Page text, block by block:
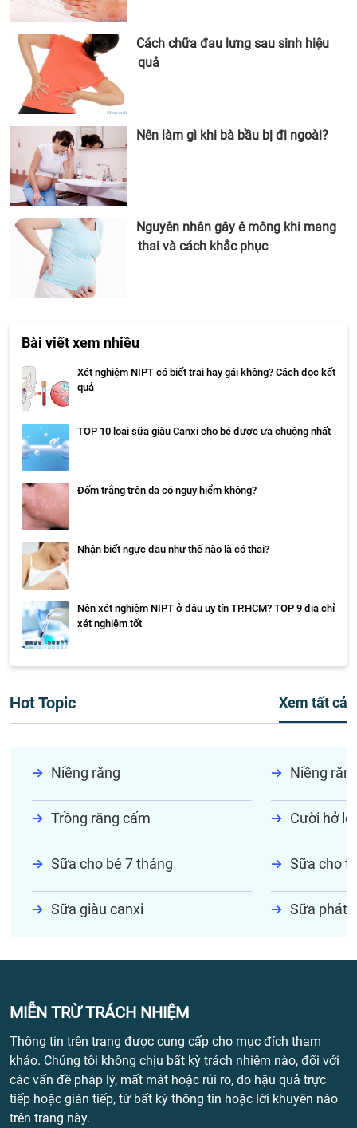
Cách chữa đau lưng sau sinh hiệu
quả
Nên làm gì khi bà bầu bị đi ngoài?
Nguyên nhân gây ê mông khi mang
thai và cách khắc phục
Bài viết xem nhiều
Xét nghiệm NIPT có biết trai hay gái không? Cách đọc kết
quả
TOP 10 loại sữa giàu Canxi cho bé được ưa chuộng nhất
Đốm trắng trên da có nguy hiểm không?
Nhận biết ngực đau như thế nào là có thai?
Nên xét nghiệm NIPT ở đâu uy tín TP.HCM? TOP 9 địa chỉ
xét nghiệm tốt
Hot Topic Xem tất cả
Niềng răng Niềng
Trồng răng cấm Cười hở lợi
Sữa cho bé 7 tháng Sữa cho
Sữa giàu canxi Sữa phát
MIỄN TRỪ TRÁCH NHIỆM
Thông tin trên trang được cung cấp cho mục đích tham
khảo. Chúng tôi không chịu bất kỳ trách nhiệm nào, đối với
các vấn đề pháp lý, mất mát hoặc rủi ro, do hậu quả trực
tiếp hoặc gián tiếp, từ bất kỳ thông tin hoặc lời khuyên nào
trên trang này.